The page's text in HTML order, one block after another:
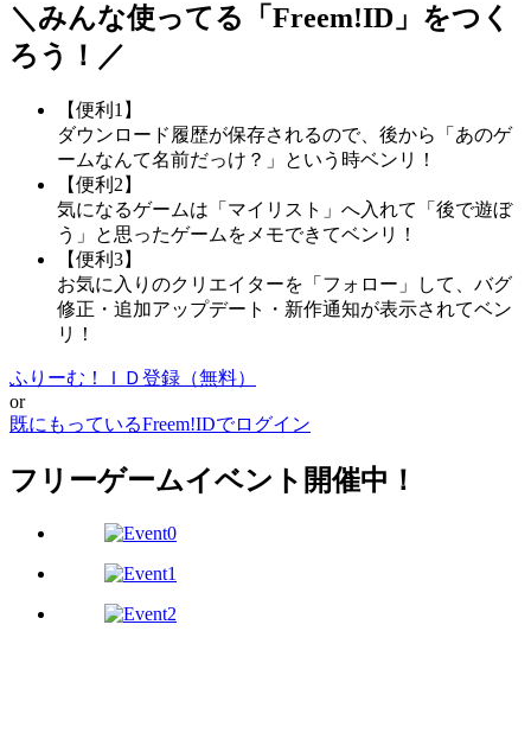
＼みんな使ってる「 Freem!ID 」をつく
ろう！／
【便利1】
ダウンロード履歴が保存されるので、後から「あのゲ
ームなんて名前だっけ？」という時ベンリ！
【便利2】
気になるゲームは「マイリスト」へ入れて「後で遊ぼ
う」と思ったゲームをメモできてベンリ！
【便利3】
お気に入りのクリエイターを「フォロー」して、バグ
修正・追加アップデート・新作通知が表示されてベン
リ！
ふりーむ！ＩＤ登録（無料）
or
既にもっているFreem!IDでログイン
フリーゲームイベント開催中！